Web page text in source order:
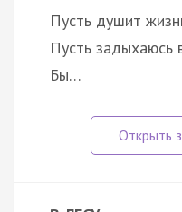
Пусть душит
Пусть задыхаюсь
Бы…